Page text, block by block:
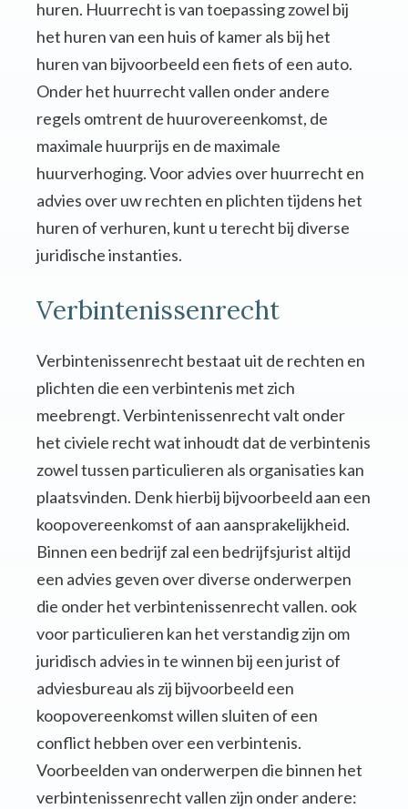
huren. Huurrecht is van toepassing zowel bij
het huren van een huis of kamer als bij het
huren van bijvoorbeeld een fiets of een auto.
Onder het huurrecht vallen onder andere
regels omtrent de huurovereenkomst, de
maximale huurprijs en de maximale
huurverhoging. Voor advies over huurrecht en
advies over uw rechten en plichten tijdens het
huren of verhuren, kunt u terecht bij diverse
juridische instanties.
Verbintenissenrecht
Verbintenissenrecht bestaat uit de rechten en
plichten die een verbintenis met zich
meebrengt. Verbintenissenrecht valt onder
het civiele recht wat inhoudt dat de verbintenis
zowel tussen particulieren als organisaties kan
plaatsvinden. Denk hierbij bijvoorbeeld aan een
koopovereenkomst of aan aansprakelijkheid.
Binnen een bedrijf zal een bedrijfsjurist altijd
een advies geven over diverse onderwerpen
die onder het verbintenissenrecht vallen. ook
voor particulieren kan het verstandig zijn om
juridisch advies in te winnen bij een jurist of
adviesbureau als zij bijvoorbeeld een
koopovereenkomst willen sluiten of een
conflict hebben over een verbintenis.
Voorbeelden van onderwerpen die binnen het
verbintenissenrecht vallen zijn onder andere: